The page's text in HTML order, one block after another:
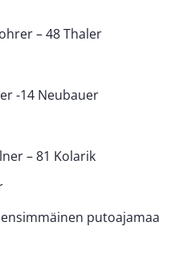
– 48 Thaler
-14 Neubauer
– 81 Kolarik
putoajamaa